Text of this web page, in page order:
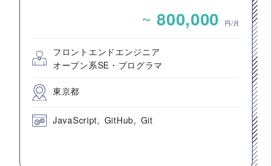
~ 800,000 円/月
フロントエンドエンジニア
オープン系SE・プログラマ
東京都
JavaScript GitHub Git